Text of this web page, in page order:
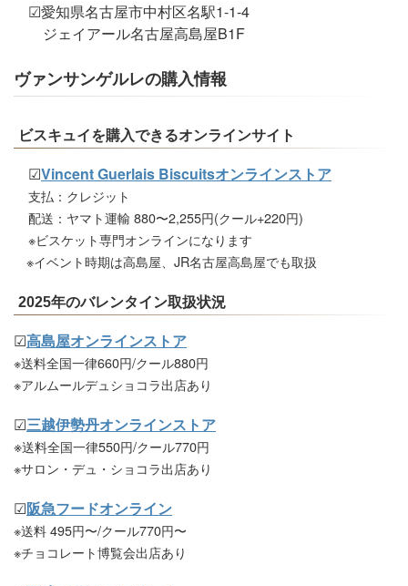
☑愛知県名古屋市中村区名駅1-1-4
ジェイアール名古屋高島屋B1F
ヴァンサンゲルレの購入情報
ビスキュイを購入できるオンラインサイト
☑Vincent Guerlais Biscuitsオンラインストア
支払：クレジット
配送：ヤマト運輸 880〜2,255円(クール+220円)
※ビスケット専門オンラインになります
※イベント時期は高島屋、JR名古屋高島屋でも取扱
2025年のバレンタイン取扱状況
☑高島屋オンラインストア
※送料全国一律660円/クール880円
※アルムールデュショコラ出店あり
☑三越伊勢丹オンラインストア
※送料全国一律550円/クール770円
※サロン・デュ・ショコラ出店あり
☑阪急フードオンライン
※送料 495円〜/クール770円〜
※チョコレート博覧会出店あり